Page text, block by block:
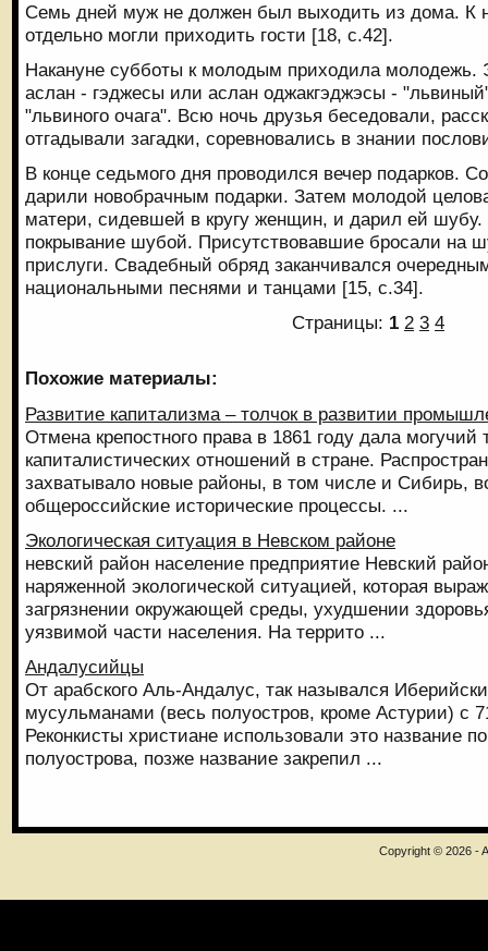
Семь дней муж не должен был выходить из дома. К
отдельно могли приходить гости [18, с.42].
Накануне субботы к молодым приходила молодежь.
аслан - гэджесы или аслан оджакгэджэсы -
"львиного очага". Всю ночь друзья беседовали,
отгадывали загадки, соревновались в знании
В конце седьмого дня проводился вечер подарков.
дарили новобрачным подарки. Затем молодой
матери, сидевшей в кругу женщин, и дарил ей
покрывание шубой. Присутствовавшие бросали на
прислуги. Свадебный обряд заканчивался
национальными песнями и танцами [15, с.34].
Страницы: 1 2 3 4
Похожие материалы:
Развитие капитализма – толчок в развитии
Отмена крепостного права в 1861 году дала могучий
капиталистических отношений в стране.
захватывало новые районы, в том числе и Сибирь,
общероссийские исторические процессы. ...
Экологическая ситуация в Невском районе
невский район население предприятие Невский
наряженной экологической ситуацией, которая
загрязнении окружающей среды, ухудшении
уязвимой части населения. На террито ...
Андалусийцы
От арабского Аль-Андалус, так назывался
мусульманами (весь полуостров, кроме Астурии) с
Реконкисты христиане использовали это название
полуострова, позже название закрепил ...
Copyright © 2026 -